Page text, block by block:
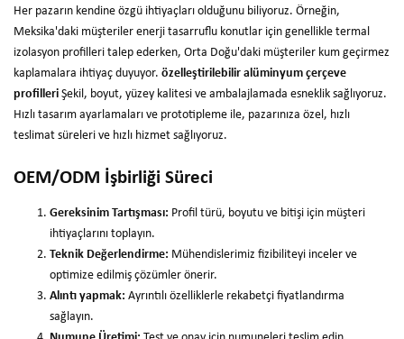
Her pazarın kendine özgü ihtiyaçları olduğunu biliyoruz. Örneğin,
Meksika'daki müşteriler enerji tasarruflu konutlar için genellikle termal
izolasyon profilleri talep ederken, Orta Doğu'daki müşteriler kum geçirmez
kaplamalara ihtiyaç duyuyor. özelleştirilebilir alüminyum çerçeve
profilleri Şekil, boyut, yüzey kalitesi ve ambalajlamada esneklik sağlıyoruz.
Hızlı tasarım ayarlamaları ve prototipleme ile, pazarınıza özel, hızlı
teslimat süreleri ve hızlı hizmet sağlıyoruz.
OEM/ODM İşbirliği Süreci
Gereksinim Tartışması: Profil türü, boyutu ve bitişi için müşteri
ihtiyaçlarını toplayın.
Teknik Değerlendirme: Mühendislerimiz fizibiliteyi inceler ve
optimize edilmiş çözümler önerir.
Alıntı yapmak: Ayrıntılı özelliklerle rekabetçi fiyatlandırma
sağlayın.